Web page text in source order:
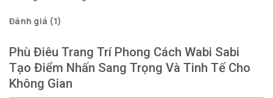
Đánh giá (1)
Phù Điêu Trang Trí Phong Cách Wabi Sabi
Tạo Điểm Nhấn Sang Trọng Và Tinh Tế Cho
Không Gian